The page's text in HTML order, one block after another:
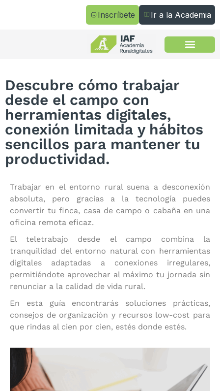
Inscríbete Ir a la Academia
Descubre cómo trabajar
desde el campo con
herramientas digitales,
conexión limitada y hábitos
sencillos para mantener tu
productividad.
Trabajar en el entorno rural suena a desconexión
absoluta, pero gracias a la tecnología puedes
convertir tu finca, casa de campo o cabaña en una
oficina remota eficaz.
El teletrabajo desde el campo combina la
tranquilidad del entorno natural con herramientas
digitales adaptadas a conexiones irregulares,
permitiéndote aprovechar al máximo tu jornada sin
renunciar a la calidad de vida rural.
En esta guía encontrarás soluciones prácticas,
consejos de organización y recursos low-cost para
que rindas al cien por cien, estés donde estés.